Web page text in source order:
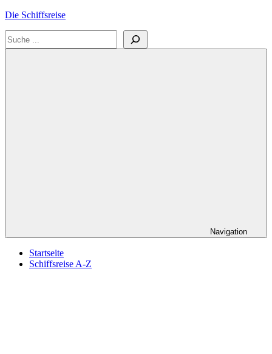
Zum
springen
Die Schiffsreise
Literatur-
Suchen
Navigation
Startseite
Schiffsreise A-Z